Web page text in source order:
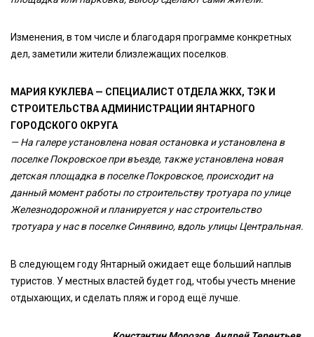
Изменения, в том числе и благодаря программе конкретных
дел, заметили жители близлежащих поселков.
МАРИЯ КУКЛЕВА — СПЕЦИАЛИСТ ОТДЕЛА ЖКХ, ТЭК И
СТРОИТЕЛЬСТВА АДМИНИСТРАЦИИ ЯНТАРНОГО
ГОРОДСКОГО ОКРУГА
— На галере установлена новая остановка и установлена в
поселке Покровское при въезде, также установлена новая
детская площадка в поселке Покровское, происходит на
данный момент работы по строительству тротуара по улице
Железнодорожной и планируется у нас строительство
тротуара у нас в поселке Синявино, вдоль улицы Центральная.
В следующем году Янтарный ожидает еще больший наплыв
туристов. У местных властей будет год, чтобы учесть мнение
отдыхающих, и сделать пляж и город ещё лучше.